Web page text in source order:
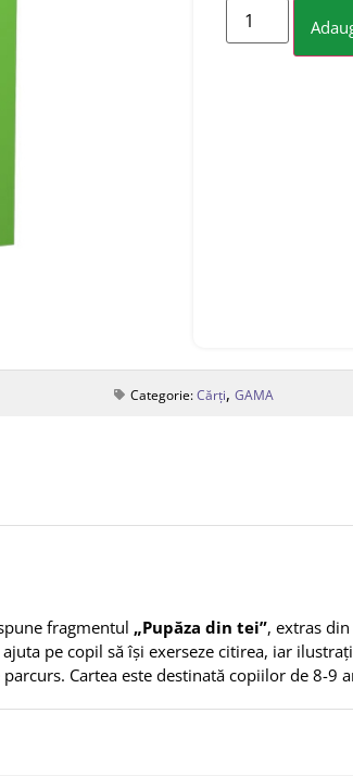
Categorie:Cărți, GAMA
fragmentul „Pupăza din tei”, extras din
pe copil să își exerseze citirea, iar
Cartea este destinată copiilor de 8-9